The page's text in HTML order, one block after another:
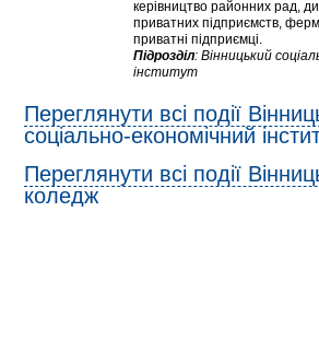
керівництво районних рад,
приватних підприємств,
приватні підприємці.
Підрозділ:Вінницький
інститут
Переглянути всі події
соціально-економічний
Переглянути всі події
коледж